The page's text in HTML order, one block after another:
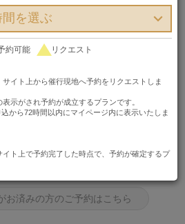
カウント登録してプランを予約する」ボタ
「アカウント登録がお済みの方のご予約は
い。
時00分
間を選ぶ
約可能 リクエスト
イト上から催行現地へ予約をリクエストしま
示がされ予約が成立するプランです。
から72時間以内にマイページ内に表示いたしま
ト上で予約完了した時点で、予約が確定するプ